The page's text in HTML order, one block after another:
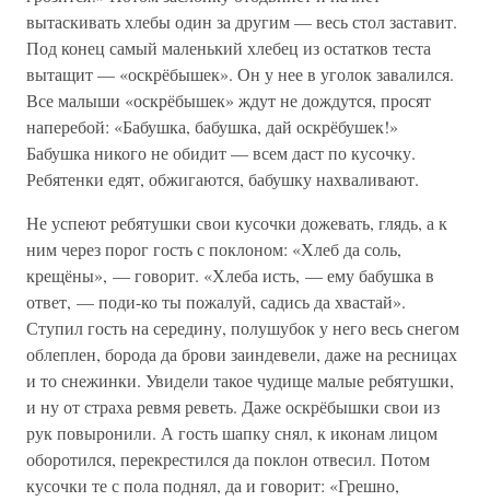
вытаскивать хлебы один за другим — весь стол заставит.
Под конец самый маленький хлебец из остатков теста
вытащит — «оскрёбышек». Он у нее в уголок завалился.
Все малыши «оскрёбышек» ждут не дождутся, просят
наперебой: «Бабушка, бабушка, дай оскрёбушек!»
Бабушка никого не обидит — всем даст по кусочку.
Ребятенки едят, обжигаются, бабушку нахваливают.
Не успеют ребятушки свои кусочки дожевать, глядь, а к
ним через порог гость с поклоном: «Хлеб да соль,
крещёны», — говорит. «Хлеба исть, — ему бабушка в
ответ, — поди-ко ты пожалуй, садись да хвастай».
Ступил гость на середину, полушубок у него весь снегом
облеплен, борода да брови заиндевели, даже на ресницах
и то снежинки. Увидели такое чудище малые ребятушки,
и ну от страха ревмя реветь. Даже оскрёбышки свои из
рук повыронили. А гость шапку снял, к иконам лицом
оборотился, перекрестился да поклон отвесил. Потом
кусочки те с пола поднял, да и говорит: «Грешно,